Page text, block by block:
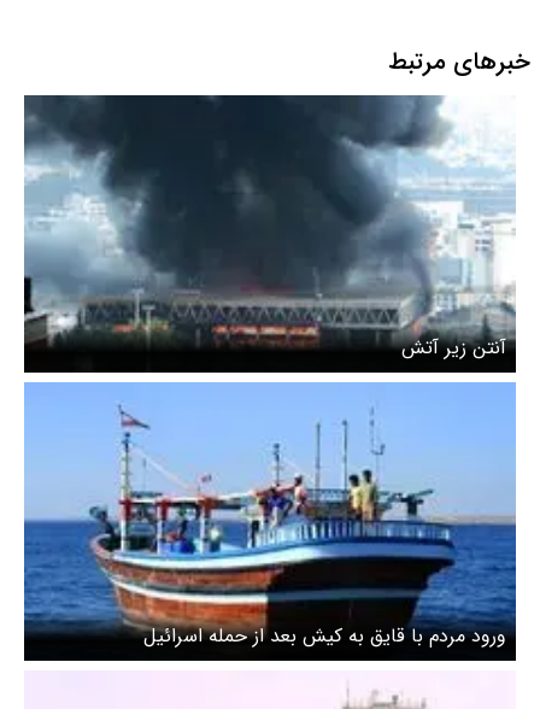
خبرهای مرتبط
آنتن زیر آتش
ورود مردم با قایق به کیش بعد از حمله اسرائیل